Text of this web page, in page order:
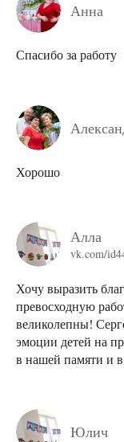
Анна
Спасибо за работу
Хорошо
Алла
vk.com/
Хочу выразить
превосходную
великолепны!
эмоции детей на
в нашей памяти и
Юлич